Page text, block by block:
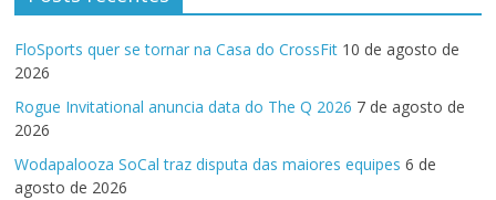
FloSports quer se tornar na Casa do CrossFit 10 de agosto de
2026
Rogue Invitational anuncia data do The Q 2026 7 de agosto de
2026
Wodapalooza SoCal traz disputa das maiores equipes 6 de
agosto de 2026